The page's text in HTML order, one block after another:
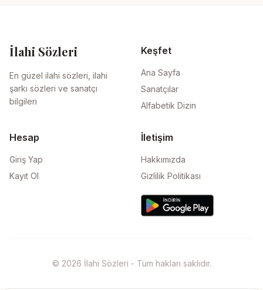
İlahi Sözleri
En güzel ilahi sözleri, ilahi
şarkı sözleri ve sanatçı
bilgileri
Keşfet
Ana Sayfa
Sanatçılar
Alfabetik Dizin
Hesap
Giriş Yap
Kayıt Ol
İletişim
Hakkımızda
Gizlilik Politikası
© 2026 İlahi Sözleri - Tüm hakları saklıdır.